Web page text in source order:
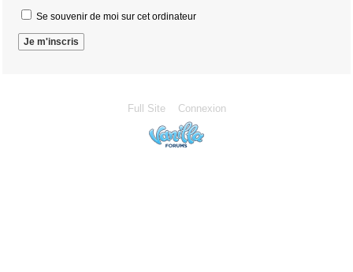
Se souvenir de moi sur cet ordinateur
Full Site Connexion